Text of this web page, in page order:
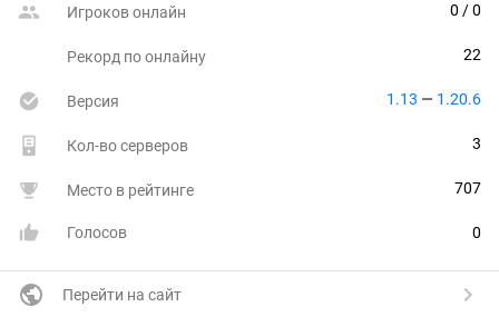
Игроков онлайн 0 / 0
Рекорд по онлайну 22
Версия 1.13 — 1.20.6
Кол-во серверов 3
Место в рейтинге 707
Голосов 0
Перейти на сайт